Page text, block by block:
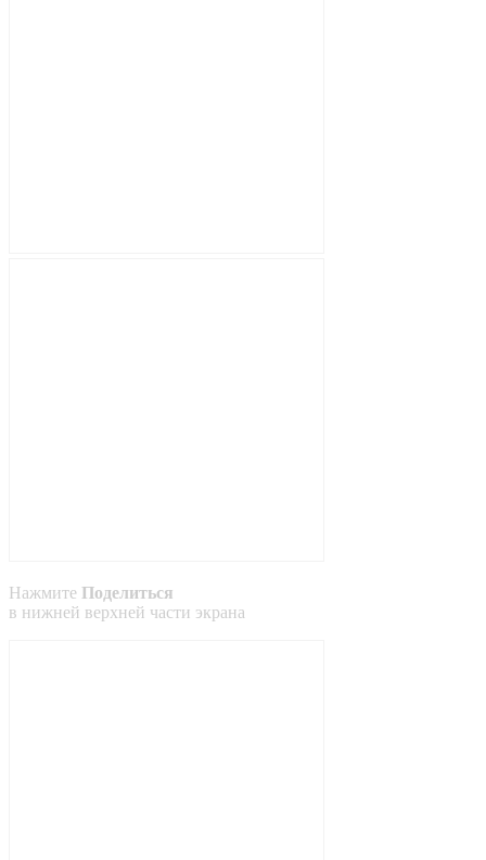
Нажмите Поделиться
в нижней верхней части экрана